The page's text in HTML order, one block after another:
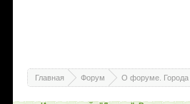
Главная Форум О форуме. Города